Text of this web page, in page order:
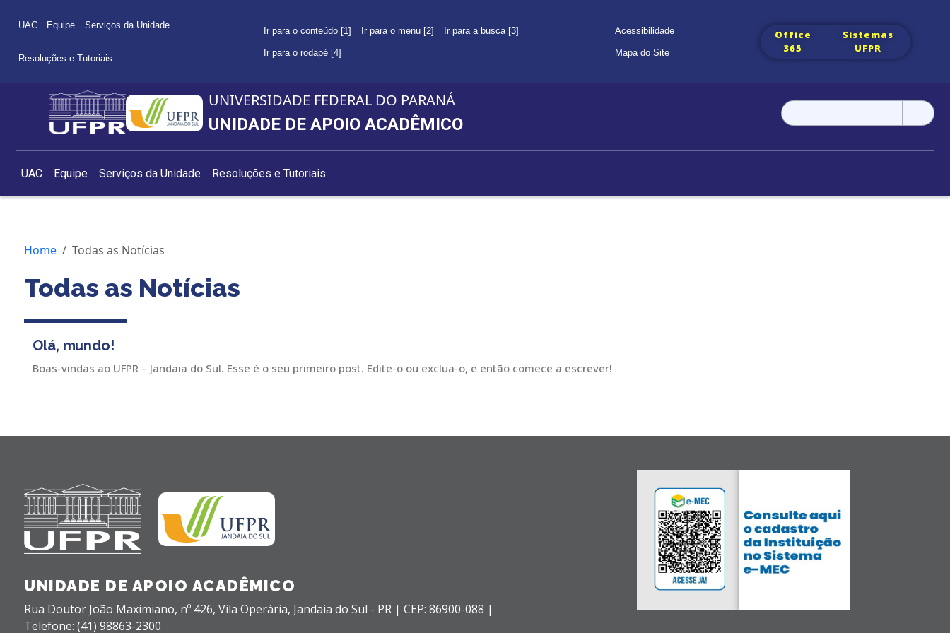
UAC Equipe Serviços da Unidade
Resoluções e Tutoriais
Ir para o conteúdo [1] Ir para o menu [2] Ir para a busca [3]
Ir para o rodapé [4]
Acessibilidade
Mapa do Site
Office
365
Sistemas
UFPR
UNIVERSIDADE FEDERAL DO PARANÁ
UNIDADE DE APOIO ACADÊMICO
Pesquisar
por:
UAC Equipe Serviços da Unidade Resoluções e Tutoriais
Home Todas as Notícias
Todas as Notícias
Olá, mundo!
Boas-vindas ao UFPR – Jandaia do Sul. Esse é o seu primeiro post. Edite-o ou exclua-o, e então comece a escrever!
UNIDADE DE APOIO ACADÊMICO
Rua Doutor João Maximiano, nº 426, Vila Operária, Jandaia do Sul - PR | CEP: 86900-088 |
Telefone: (41) 98863-2300